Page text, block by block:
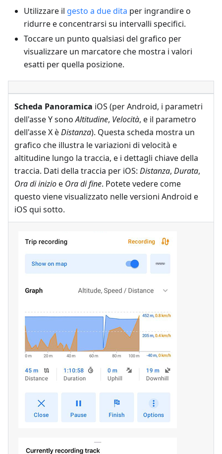
Utilizzare il gesto a due dita per ingrandire o
ridurre e concentrarsi su intervalli specifici.
Toccare un punto qualsiasi del grafico per
visualizzare un marcatore che mostra i valori
esatti per quella posizione.
Scheda Panoramica iOS (per Android, i parametri
dell'asse Y sonoAltitudine, Velocità, e il parametro
dell'asse X èDistanza). Questa scheda mostra un
grafico che illustra le variazioni di velocità e
altitudine lungo la traccia, e i dettagli chiave della
traccia. Dati della traccia per iOS: Distanza, Durata,
Ora di inizioe Ora di fine. Potete vedere come
questo viene visualizzato nelle versioni Android e
iOS qui sotto.